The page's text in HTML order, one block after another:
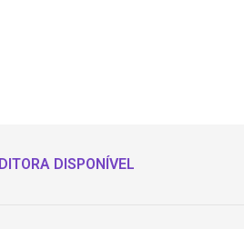
DISPONÍVEL